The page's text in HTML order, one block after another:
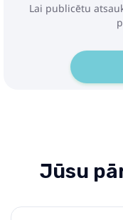
Lai publicētu
Jūsu